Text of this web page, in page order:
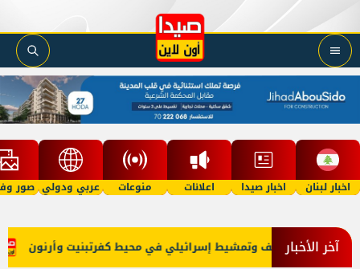
اخبار لبنان اخبار صيدا اعلانات منوعات عربي ودولي صور
آخر الأخبارقصف وتمشيط إسرائيلي في محيط كفرتبنيت وأرنون